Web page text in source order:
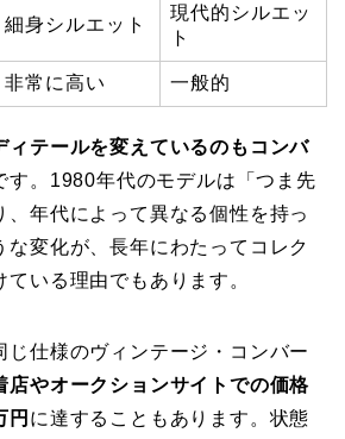
細身シルエット
現代的シルエッ
ト
非常に高い 一般的
ィテールを変えているのもコンバ
す。1980年代のモデルは「つま先
、年代によって異なる個性を持っ
な変化が、長年にわたってコレク
いる理由でもあります。
じ仕様のヴィンテージ・コンバー
店やオークションサイトでの価格
円 に達することもあります。状態